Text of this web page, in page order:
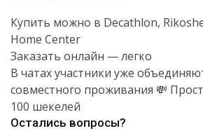
Купить можно в Decathlon,
Home Center
Заказать онлайн — легко
В чатах участники уже
совместного проживания 💸
100 шекелей
Остались вопросы?